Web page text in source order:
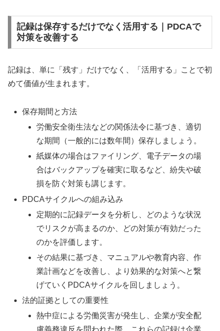
記録は保存するだけでなく活用する｜PDCAで
対策を改善する
記録は、単に「残す」だけでなく、「活用する」ことで初
めて価値が生まれます。
保存期間と方法
労働安全衛生法などの関係法令に基づき、適切
な期間（一般的には数年間）保存しましょう。
紙媒体の場合はファイリング、電子データの場
合はバックアップを確実に取るなど、紛失や破
損を防ぐ対策も講じます。
PDCAサイクルへの組み込み
定期的に記録データを分析し、どのような状況
でリスクが高まるのか、どの対策が有効だった
のかを評価します。
その結果に基づき、マニュアルや教育内容、作
業計画などを改善し、より効果的な対策へと繋
げていくPDCAサイクルを回しましょう。
法的証拠としての重要性
熱中症による労働災害が発生し、企業が安全配